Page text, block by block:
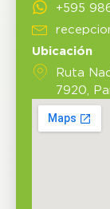
+595
Ubicación
Ruta
7920,